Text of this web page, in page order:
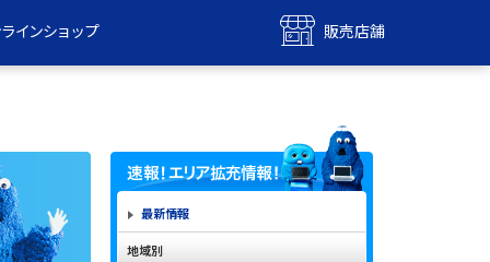
インショップ 販売店舗
ショップ
UQ WiMAX
販売店舗
最新情報
地域別